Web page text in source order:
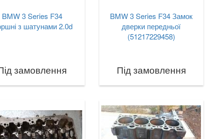
BMW 3 Series F34
з шатунами 2.0d
замовлення
BMW 3 Series F34 Замок
дверки передньої
(51217229458)
Під замовлення